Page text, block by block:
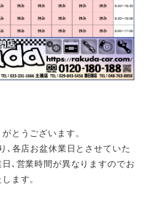
とうございます。
､各店お盆休業日とさせていた
､営業時間が異なりますのでお
ます。